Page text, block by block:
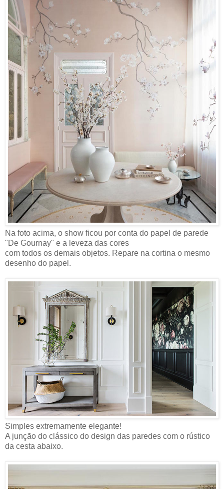
Na foto acima, o show ficou por conta do papel de parede
"De Gournay" e a leveza das cores
com todos os demais objetos. Repare na cortina o mesmo
desenho do papel.
Simples extremamente elegante!
A junção do clássico do design das paredes com o rústico
da cesta abaixo.